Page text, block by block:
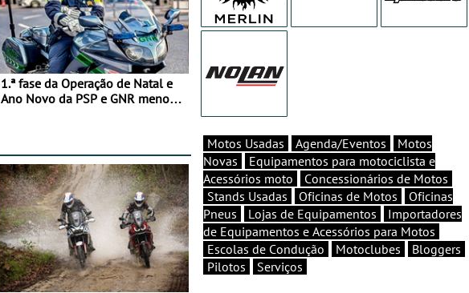
1.ª fase da Operação de Natal e
Ano Novo da PSP e GNR menos
Motos Usadas Agenda/Eventos
Motos
Novas
Equipamentos para motociclista e
Acessórios moto
Concessionários de Motos
Stands Usadas
Oficinas de Motos
Oficinas
Pneus
Lojas de Equipamentos
Importadores
de Equipamentos e Acessórios para Motos
Escolas de Condução
Motoclubes
Bloggers
Pilotos
Serviços